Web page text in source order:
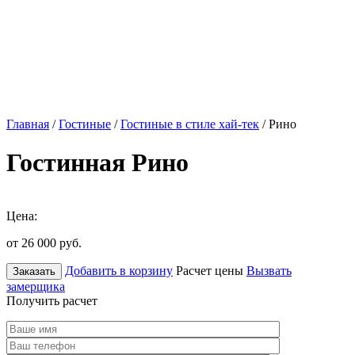
Главная /Гостиные /Гостиные в стиле хай-тек / Рино
Гостинная Рино
Цена:
от 26 000 руб.
Заказать Добавить в корзину Расчет цены Вызвать
замерщика
Получить расчет